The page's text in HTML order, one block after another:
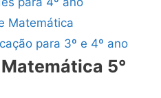
Matemática
para 3º e 4º ano
5°